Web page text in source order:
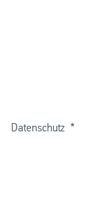
Datenschutz *